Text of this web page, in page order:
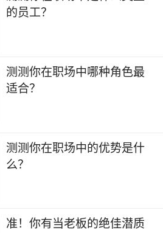
的员工？
测测你在职场中哪种角色最
适合？
测测你在职场中的优势是什
么？
准！你有当老板的绝佳潜质